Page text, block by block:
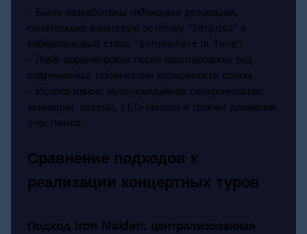
- Были разработаны гибридные декорации,
сочетающие азиатскую эстетику "Senjutsu" и
киберпанковый стиль "Somewhere in Time".
- Лайв-арранжировки песен адаптированы под
современные технические возможности сцены.
- Использована мультимедийная синхронизация:
анимации, лазеры, LED-панели и трекинг движений
участников.
Сравнение подходов к
реализации концертных туров
Подход Iron Maiden: централизованная